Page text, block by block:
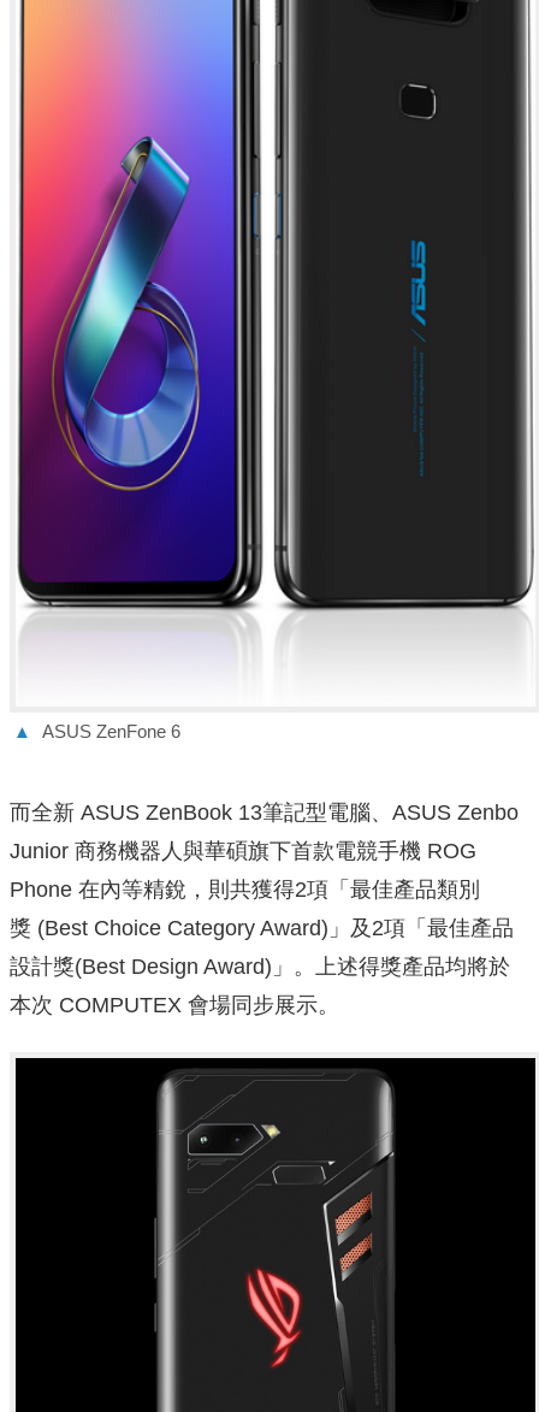
▲ ASUS ZenFone 6
而全新 ASUS ZenBook 13筆記型電腦、ASUS Zenbo
Junior 商務機器人與華碩旗下首款電競手機 ROG
Phone 在內等精銳，則共獲得2項「最佳產品類別
獎 (Best Choice Category Award)」及2項「最佳產品
設計獎(Best Design Award)」。上述得獎產品均將於
本次 COMPUTEX 會場同 步展示。